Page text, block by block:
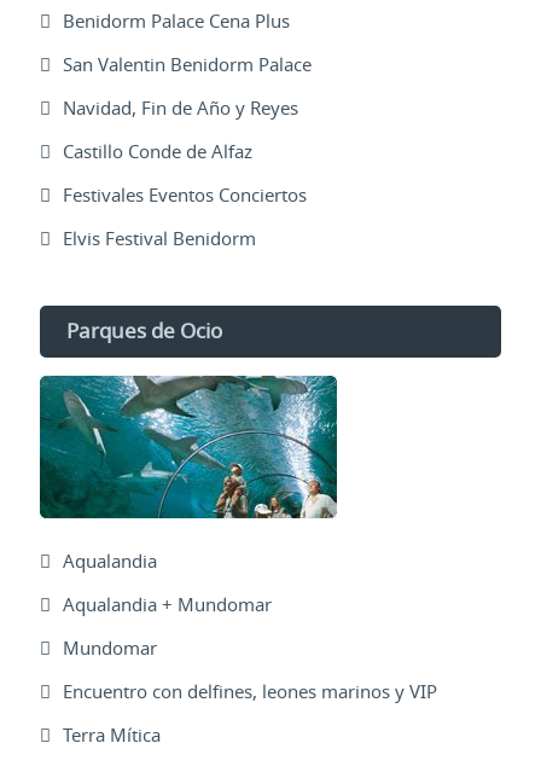
Benidorm Palace Cena Plus
San Valentin Benidorm Palace
Navidad, Fin de Año y Reyes
Castillo Conde de Alfaz
Festivales Eventos Conciertos
Elvis Festival Benidorm
Parques de Ocio
Aqualandia
Aqualandia + Mundomar
Mundomar
Encuentro con delfines, leones marinos y VIP
Terra Mítica